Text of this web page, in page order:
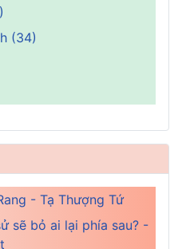
(34)
- Tạ Thượng Tứ
sẽ bỏ ai lại phía sau? -